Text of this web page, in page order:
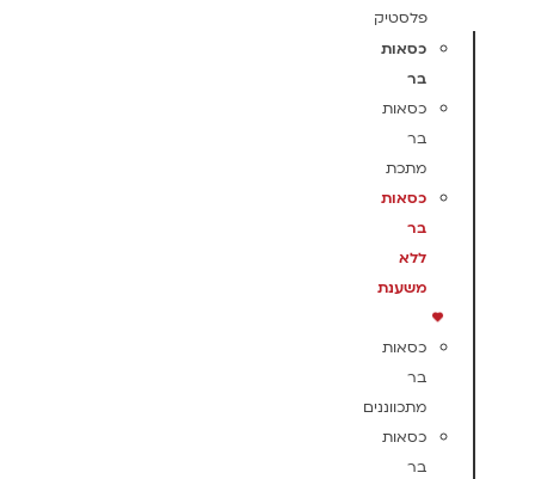
פלסטיק
כסאות
בר
כסאות
בר
מתכת
כסאות
בר
ללא
משענת
כסאות
בר
מתכווננים
כסאות
בר